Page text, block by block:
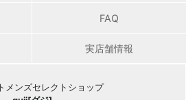
FAQ
実店舗情報
メンズセレクトショップ